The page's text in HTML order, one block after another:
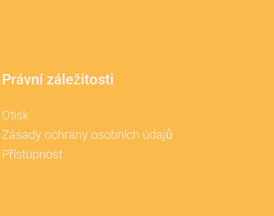
Právní záležitosti
Otisk
Zásady ochrany osobních údajů
Přístupnost